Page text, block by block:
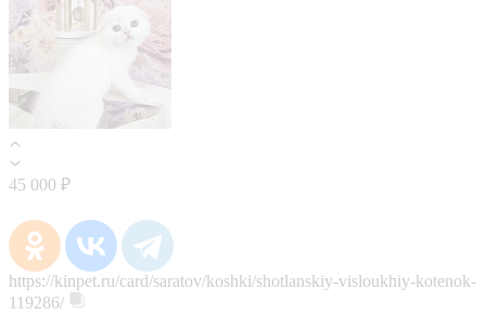
45 000 ₽
https://kinpet.ru/card/saratov/koshki/shotlanskiy-visloukhiy-kotenok-
119286/